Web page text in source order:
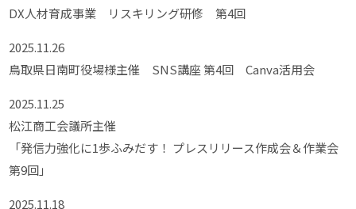
DX人材育成事業 リスキリング研修 第4回
2025.11.26
鳥取県日南町役場様主催 SNS講座 第4回 Canva活用会
2025.11.25
松江商工会議所主催
「発信力強化に1歩ふみだす！ プレスリリース作成会＆作業会
第9回」
2025.11.18